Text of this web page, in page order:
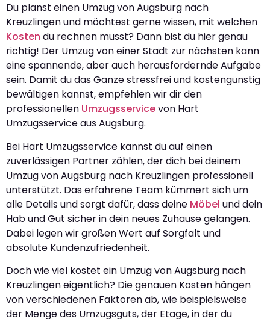
Du planst einen Umzug von Augsburg nach
Kreuzlingen und möchtest gerne wissen, mit welchen
Kosten du rechnen musst? Dann bist du hier genau
richtig! Der Umzug von einer Stadt zur nächsten kann
eine spannende, aber auch herausfordernde Aufgabe
sein. Damit du das Ganze stressfrei und kostengünstig
bewältigen kannst, empfehlen wir dir den
professionellen Umzugsservicevon Hart
Umzugsservice aus Augsburg.
Bei Hart Umzugsservice kannst du auf einen
zuverlässigen Partner zählen, der dich bei deinem
Umzug von Augsburg nach Kreuzlingen professionell
unterstützt. Das erfahrene Team kümmert sich um
alle Details und sorgt dafür, dass deine Möbel und dein
Hab und Gut sicher in dein neues Zuhause gelangen.
Dabei legen wir großen Wert auf Sorgfalt und
absolute Kundenzufriedenheit.
Doch wie viel kostet ein Umzug von Augsburg nach
Kreuzlingen eigentlich? Die genauen Kosten hängen
von verschiedenen Faktoren ab, wie beispielsweise
der Menge des Umzugsguts, der Etage, in der du